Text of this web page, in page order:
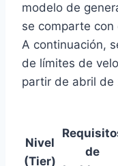
modelo de
se comparte con
A continuación,
de límites de
partir de abril de
Nivel
(Tier)
de